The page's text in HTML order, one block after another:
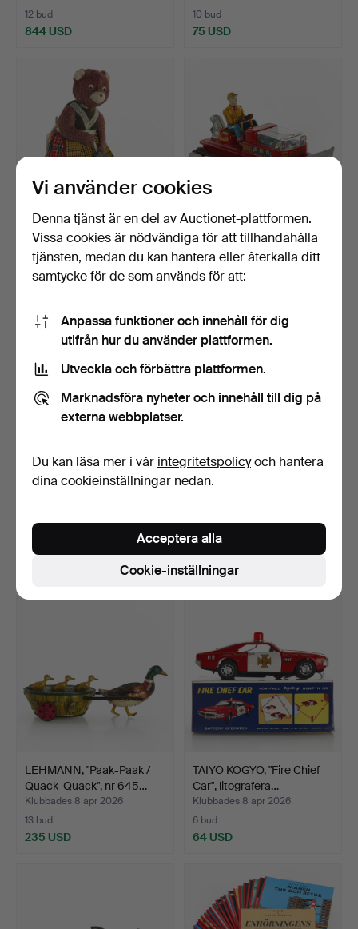
12 bud
844 USD
10 bud
75 USD
CRAGSTAN, "The Busy
Housekeeper", batteri,…
Klubbades 8 apr 2026
10 bud
NOMURA TOY LTD, "Magic
Action Bulldozer", …
Klubbades 8 apr 2026
5 bud
Klubbades 8 apr 2026
1 bud
Klubbades 8 apr 2026
98 USD
LEHMANN, "Paak-Paak /
Quack-Quack", nr 645…
Klubbades 8 apr 2026
13 bud
235 USD
TAIYO KOGYO, "Fire Chief
Car", litografera…
Klubbades 8 apr 2026
6 bud
64 USD
Vi använder cookies
Denna tjänst är en del av Auctionet-plattformen.
Vissa cookies är nödvändiga för att tillhandahålla
tjänsten, medan du kan hantera eller återkalla ditt
samtycke för de som används för att:
Anpassa funktioner och innehåll för dig
utifrån hur du använder plattformen.
Utveckla och förbättra plattformen.
Marknadsföra nyheter och innehåll till dig på
externa webbplatser.
Du kan läsa mer i vår integritetspolicyoch hantera
dina cookieinställningar nedan.
Cookie-inställningar
Acceptera alla